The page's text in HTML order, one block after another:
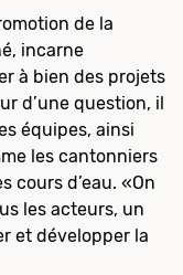
de la
incarne
à bien des projets
d’une question, il
équipes, ainsi
les cantonniers
cours d’eau. «On
les acteurs, un
et développer la